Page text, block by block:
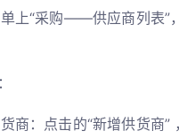
上“采购——供应商列表”
：
商：点击的“新增供货商”